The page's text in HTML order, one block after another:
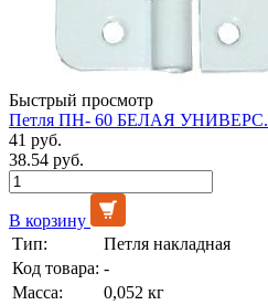
Быстрый просмотр
Петля ПН- 60 БЕЛАЯ УНИВЕРС.
41 руб.
38.54 руб.
В корзину
Тип:
Петля накладная
Код товара: -
Масса:
0,052 кг